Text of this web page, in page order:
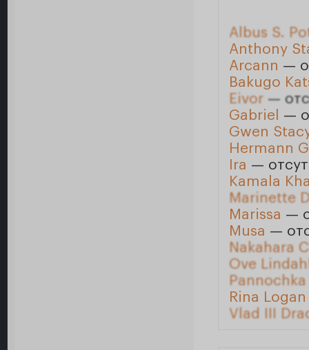
Albus S.
Anthony
Arcann —
Bakugo
Eivor —
Gabriel
—
Gwen
Hermann
Ira —
Kamala
Marinette
Marissa —
Musa —
Nakahara
Ove
Pannochka
Rina Logan
Vlad III